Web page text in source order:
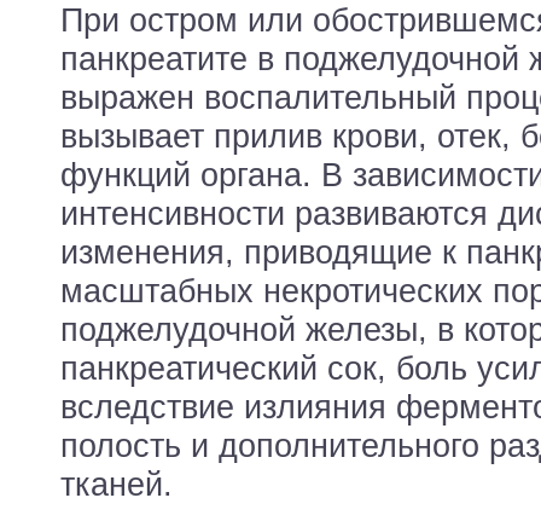
При остром или
панкреатите в поджелудочной
выражен воспалительный
вызывает прилив крови, отек,
функций органа. В
интенсивности развиваются
изменения, приводящие к
масштабных некротических
поджелудочной железы, в
панкреатический сок, боль
вследствие излияния
полость и дополнительного
тканей.